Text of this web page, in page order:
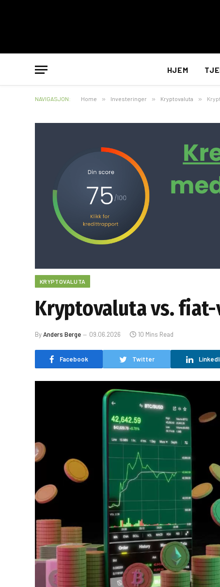
HJEM
NAVIGASJON: Home » Investeringer » Kryptovaluta »
KRYPTOVALUTA
Kryptovaluta vs.
ByAnders Berge 09.06.2026 10 Mins Read
Facebook Twitter